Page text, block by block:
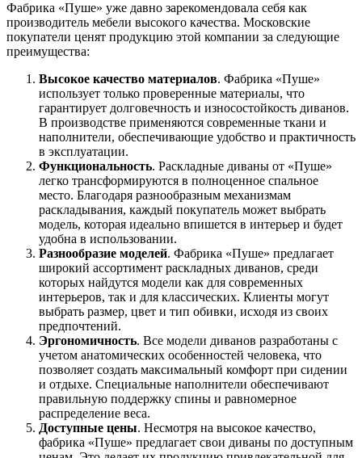
Фабрика «Пуше» уже давно зарекомендовала себя как
производитель мебели высокого качества. Московские
покупатели ценят продукцию этой компании за следующие
преимущества:
Высокое качество материалов. Фабрика «Пуше»
использует только проверенные материалы, что
гарантирует долговечность и износостойкость диванов.
В производстве применяются современные ткани и
наполнители, обеспечивающие удобство и практичность
в эксплуатации.
Функциональность. Раскладные диваны от «Пуше»
легко трансформируются в полноценное спальное
место. Благодаря разнообразным механизмам
раскладывания, каждый покупатель может выбрать
модель, которая идеально впишется в интерьер и будет
удобна в использовании.
Разнообразие моделей. Фабрика «Пуше» предлагает
широкий ассортимент раскладных диванов, среди
которых найдутся модели как для современных
интерьеров, так и для классических. Клиенты могут
выбрать размер, цвет и тип обивки, исходя из своих
предпочтений.
Эргономичность. Все модели диванов разработаны с
учетом анатомических особенностей человека, что
позволяет создать максимальный комфорт при сидении
и отдыхе. Специальные наполнители обеспечивают
правильную поддержку спины и равномерное
распределение веса.
Доступные цены. Несмотря на высокое качество,
фабрика «Пуше» предлагает свои диваны по доступным